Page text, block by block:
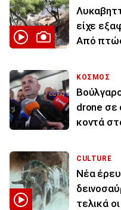
είχε
Από
ΚΟΣΜΟΣ
drone σε
κοντά
CULTURE
Νέα
τελικά